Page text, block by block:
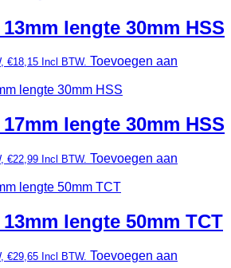
lengte 30mm HSS
€18,15 Incl BTW. Toevoegen aan
lengte 30mm HSS
€22,99 Incl BTW. Toevoegen aan
lengte 50mm TCT
€29,65 Incl BTW. Toevoegen aan